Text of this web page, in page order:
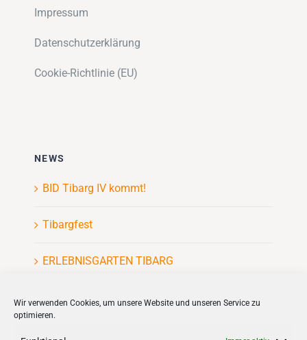
Wir verwenden Cookies, um unsere Website und unseren Service zu
optimieren.
Impressum
Datenschutzerklärung
Cookie-Richtlinie (EU)
NEWS
BID Tibarg IV kommt!
Tibargfest
ERLEBNISGARTEN TIBARG
Kinderflohmarkt